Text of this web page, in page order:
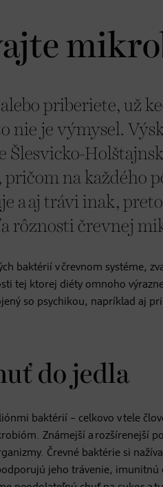
priberiete, už
nie je výmysel.
Šlesvicko-
na každého
a aj trávi inak,
rôznosti črevnej
baktérií v črevnom systéme,
tej ktorej diéty omnoho
so psychikou, napríklad aj
do jedla
baktérií – celkovo v tele
Známejší a rozšírenejší
Črevné baktérie si
jeho trávenie, imunitnú